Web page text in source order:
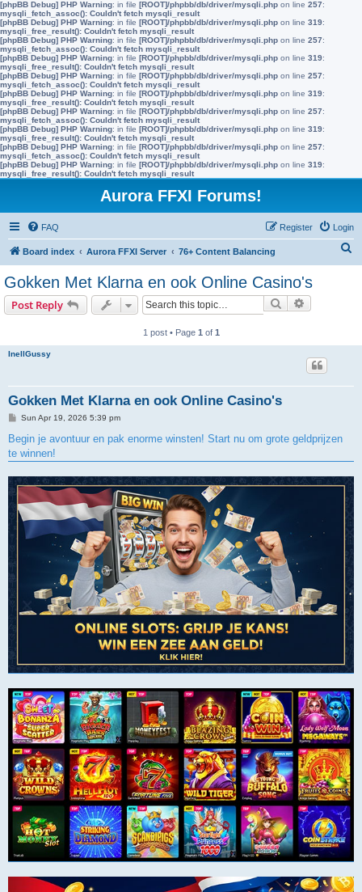
[phpBB Debug] PHP Warning: in file [ROOT]/phpbb/db/driver/mysqli.php on line 257:
mysqli_fetch_assoc(): Couldn't fetch mysqli_result
[phpBB Debug] PHP Warning: in file [ROOT]/phpbb/db/driver/mysqli.php on line 319:
mysqli_free_result(): Couldn't fetch mysqli_result
[phpBB Debug] PHP Warning: in file [ROOT]/phpbb/db/driver/mysqli.php on line 257:
mysqli_fetch_assoc(): Couldn't fetch mysqli_result
[phpBB Debug] PHP Warning: in file [ROOT]/phpbb/db/driver/mysqli.php on line 319:
mysqli_free_result(): Couldn't fetch mysqli_result
[phpBB Debug] PHP Warning: in file [ROOT]/phpbb/db/driver/mysqli.php on line 257:
mysqli_fetch_assoc(): Couldn't fetch mysqli_result
[phpBB Debug] PHP Warning: in file [ROOT]/phpbb/db/driver/mysqli.php on line 319:
mysqli_free_result(): Couldn't fetch mysqli_result
[phpBB Debug] PHP Warning: in file [ROOT]/phpbb/db/driver/mysqli.php on line 257:
mysqli_fetch_assoc(): Couldn't fetch mysqli_result
[phpBB Debug] PHP Warning: in file [ROOT]/phpbb/db/driver/mysqli.php on line 319:
mysqli_free_result(): Couldn't fetch mysqli_result
[phpBB Debug] PHP Warning: in file [ROOT]/phpbb/db/driver/mysqli.php on line 257:
mysqli_fetch_assoc(): Couldn't fetch mysqli_result
[phpBB Debug] PHP Warning: in file [ROOT]/phpbb/db/driver/mysqli.php on line 319:
mysqli_free_result(): Couldn't fetch mysqli_result
Aurora FFXI Forums!
FAQ Login
Register
Board index Aurora FFXI Server 76+ Content Balancing
h
Gokken Met Klarna en ook Online Casino's
Post Reply Search
1 post • Page 1 of 1
InellGussy
Gokken Met Klarna en ook Online Casino's
P
s
Sun Apr 19, 2026 5:39 pm
Begin je avontuur en pak enorme winsten! Start nu om grote geldprijzen
te winnen!